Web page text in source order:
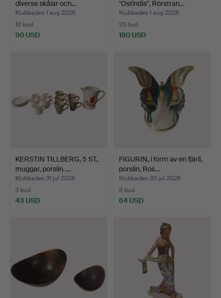
diverse skålar och…
Klubbades 1 aug 2026
10 bud
90 USD
"Ostindia", Rörstran…
Klubbades 1 aug 2026
20 bud
180 USD
KERSTIN TILLBERG, 5 ST.,
muggar, porslin. …
Klubbades 31 jul 2026
3 bud
43 USD
FIGURIN, i form av en fjäril,
porslin, Ros…
Klubbades 30 jul 2026
8 bud
64 USD